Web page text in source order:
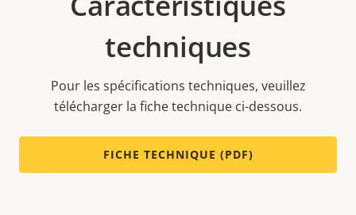
techniques
Pour les spécifications techniques, veuillez
télécharger la fiche technique ci-dessous.
FICHE TECHNIQUE (PDF)